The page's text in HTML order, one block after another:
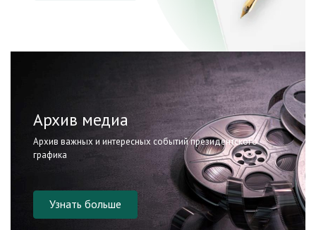
Архив медиа
Архив важных и интересных событий президентского
графика
Узнать больше